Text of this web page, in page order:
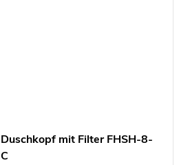
Duschkopf mit Filter FHSH-8-
C